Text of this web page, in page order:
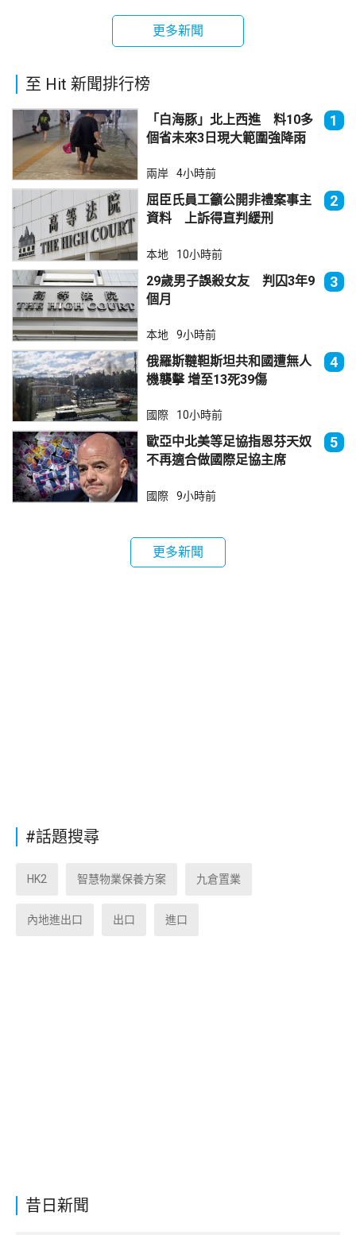
昔日新聞
更多新聞
至 Hit 新聞排行榜
「白海豚」北上西進 料10多
個省未來3日現大範圍強降雨
1
兩岸 4小時前
屈臣氏員工籲公開非禮案事主
資料 上訴得直判緩刑
2
本地 10小時前
29歲男子誤殺女友 判囚3年9
個月
3
本地 9小時前
俄羅斯韃靼斯坦共和國遭無人
機襲擊 增至13死39傷
4
國際 10小時前
歐亞中北美等足協指恩芬天奴
不再適合做國際足協主席
5
國際 9小時前
更多新聞
#話題搜尋
HK2 智慧物業保養方案 九倉置業
內地進出口 出口 進口